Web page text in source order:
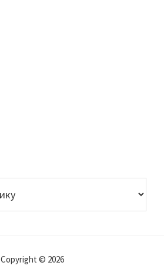
Copyright © 2026